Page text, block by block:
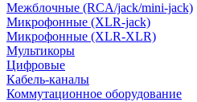
Межблочные (RCA/jack/mini-jack)
Микрофонные (XLR-jack)
Микрофонные (XLR-XLR)
Мультикоры
Цифровые
Кабель-каналы
Коммутационное оборудование